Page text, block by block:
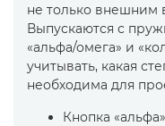
не только внешним
Выпускаются с
«альфа/омега» и
учитывать, какая
необходима для
Кнопка